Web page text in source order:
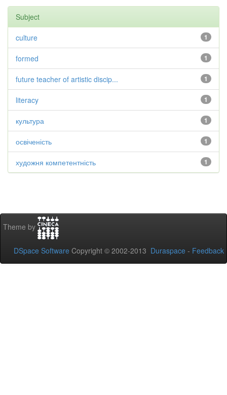
Subject
1
culture
1
formed
1
future teacher of artistic discip...
1
literacy
1
культура
1
освіченість
1
художня компетентність
Theme by
DSpace Software Copyright © 2002-2013 Duraspace - Feedback